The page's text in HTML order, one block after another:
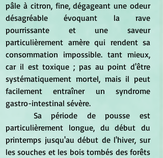
pâle à citron, fine, dégageant une odeur
désagréable évoquant la rave
pourrissante et une saveur
particulièrement amère qui rendent sa
consommation impossible. tant mieux,
car il est toxique ; pas au point d'être
systématiquement mortel, mais il peut
facilement entraîner un syndrome
gastro-intestinal sévère.
particulièrement longue, du début du
printemps jusqu'au début de l'hiver, sur
les souches et les bois tombés des forêts